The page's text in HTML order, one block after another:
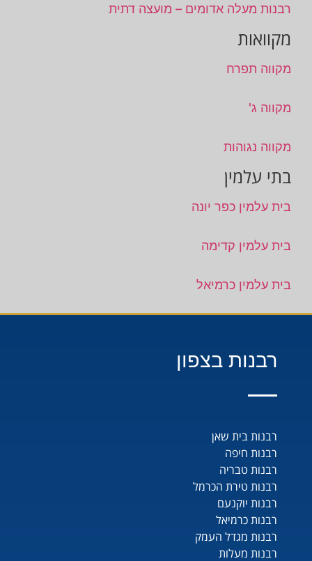
רבנות מעלה אדומים – מועצה דתית
מקוואות
מקווה תפרח
מקווה ג'
מקווה נגוהות
בתי עלמין
בית עלמין כפר יונה
בית עלמין קדימה
בית עלמין כרמיאל
רבנות בצפון
רבנות בית שאן
רבנות חיפה
רבנות טבריה
רבנות טירת הכרמל
רבנות יוקנעם
רבנות כרמיאל
רבנות מגדל העמק
רבנות מעלות